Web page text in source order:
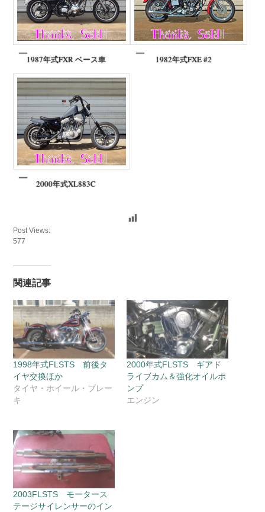
1987年式FXR ベース車 1982年式FXE #2
2000年式XL883C
Post Views:
577
関連記事
1998年式FLSTS 前後タ
イヤ交換ほか
タイヤ・ホイール・ブレー
キ
2000年式FLSTS ギアド
ライブカム＆強化オイルポ
ンプ
エンジン
2003FLSTS モータース
テージサイレンサーのイン